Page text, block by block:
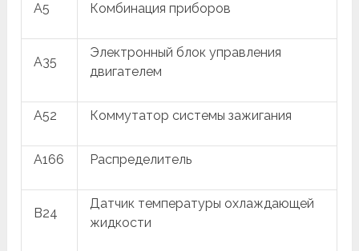
A5 Комбинация приборов
A35
Электронный блок управления
двигателем
A52 Коммутатор системы зажигания
A166 Распределитель
B24
Датчик температуры охлаждающей
жидкости